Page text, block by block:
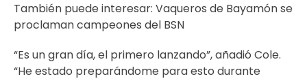
También puede interesar: Vaqueros de Bayamón se
proclaman campeones del BSN
“Es un gran día, el primero lanzando”, añadió Cole.
“He estado preparándome para esto durante